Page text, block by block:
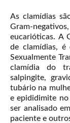
As clamídias
Gram-
eucarióticas. A
de clamídias, é
Sexualmente
clamídia do
salpingite,
tubário na
e epididimite
ser analisado
paciente e